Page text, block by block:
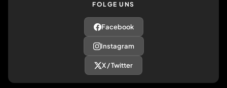
FOLGE UNS
Facebook
Instagram
X / Twitter